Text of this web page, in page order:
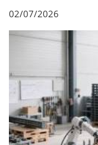
02/07/2026